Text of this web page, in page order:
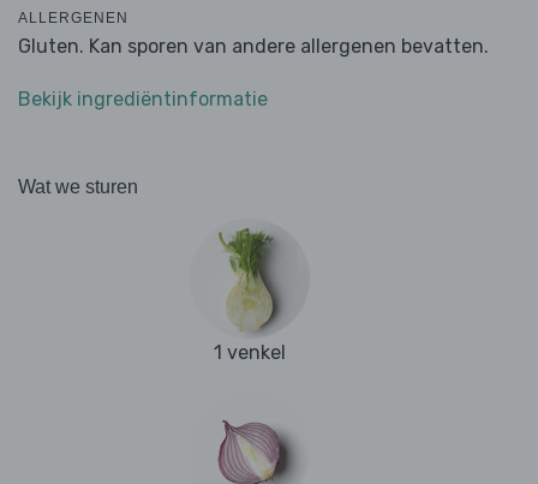
ALLERGENEN
Gluten. Kan sporen van andere allergenen bevatten.
Bekijk ingrediëntinformatie
Wat we sturen
1 venkel